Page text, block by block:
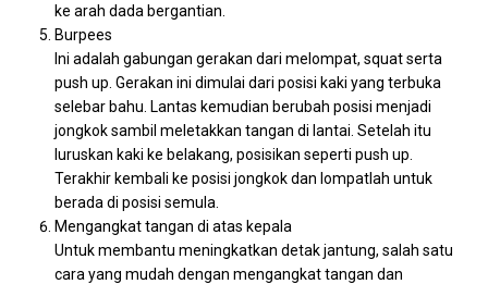
ke arah dada bergantian.
Burpees
Ini adalah gabungan gerakan dari melompat, squat serta
push up. Gerakan ini dimulai dari posisi kaki yang terbuka
selebar bahu. Lantas kemudian berubah posisi menjadi
jongkok sambil meletakkan tangan di lantai. Setelah itu
luruskan kaki ke belakang, posisikan seperti push up.
Terakhir kembali ke posisi jongkok dan lompatlah untuk
berada di posisi semula.
Mengangkat tangan di atas kepala
Untuk membantu meningkatkan detak jantung, salah satu
cara yang mudah dengan mengangkat tangan dan